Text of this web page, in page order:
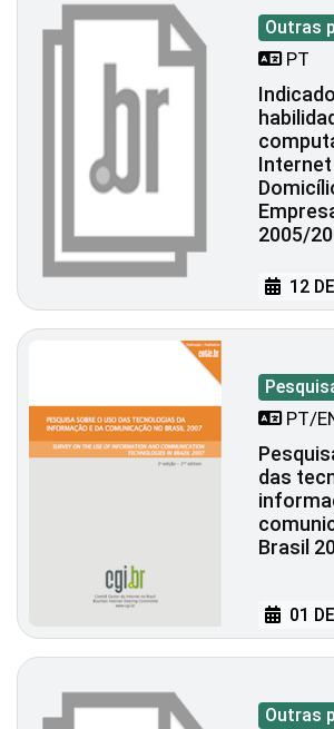
Outras
PT
Internet
2005/
12
PT/
das
Brasil
01
Outras